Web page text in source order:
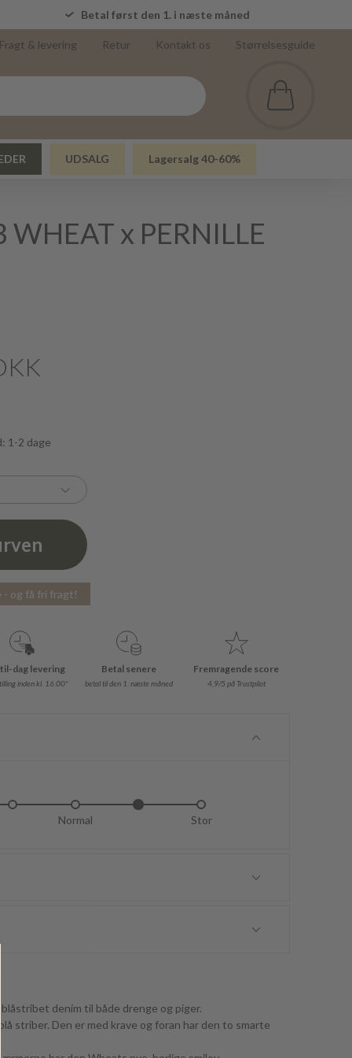
Betal først den 1. i næste måned
Fragt & levering Retur Kontakt os Størrelsesguide
UDSALG Lagersalg 40-60%
x PERNILLE
1-2 dage
- og få fri fragt!
dag levering
inden kl. 16.00*
Betal senere
betal til den 1. næste måned
Fremragende score
4,9/5 på Trustpilot
Normal Stor
blåstribet denim til både drenge og piger.
striber. Den er med krave og foran har den to smarte